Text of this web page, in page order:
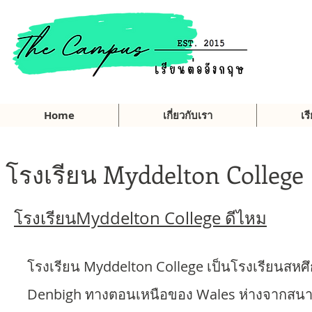
Home เกี่ยวกับเรา เ
โรงเรียน Myddelton College
โรงเรียนMyddelton College ดีไหม
โรงเรียน Myddelton College เป็นโรงเรียนส
Denbigh ทางตอนเหนือของ Wales ห่างจาก